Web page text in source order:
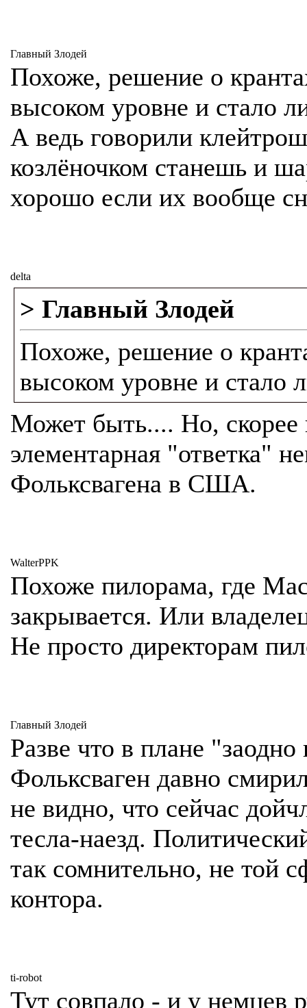
Главный Злодей
Похоже, решение о
высоком уровне и стало
А ведь говорили
козлёночком станешь и
хорошо если их вообще
delta
> Главный Злодей
Похоже, решение о
высоком уровне и стало
Может быть.... Но, скорее
элементарная "ответка"
Фольксвагена в США.
WalterPPK
Похоже пилорама, где
закрывается. Или
Не просто директорам
Главный Злодей
Разве что в плане
Фольксваген давно
не видно, что сейчас
тесла-наезд.
так сомнительно, не той
контора.
ti-robot
Тут совпало - и у немцев